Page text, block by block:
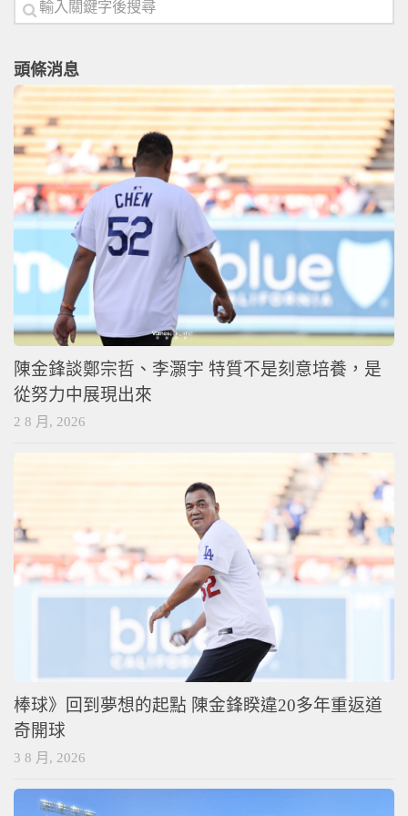
頭條消息
陳金鋒談鄭宗哲、李灝宇 特質不是刻意培養，是
從努力中展現出來
2 8 月, 2026
棒球》回到夢想的起點 陳金鋒睽違20多年重返道
奇開球
3 8 月, 2026